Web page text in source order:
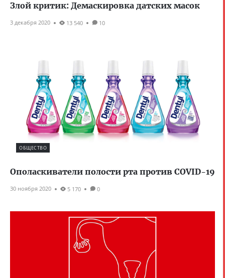
Злой критик: Демаскировка датских масок
3 декабря 2020 13 540 10
ОБЩЕСТВО
Ополаскиватели полости рта против COVID-19
30 ноября 2020 5 170 0